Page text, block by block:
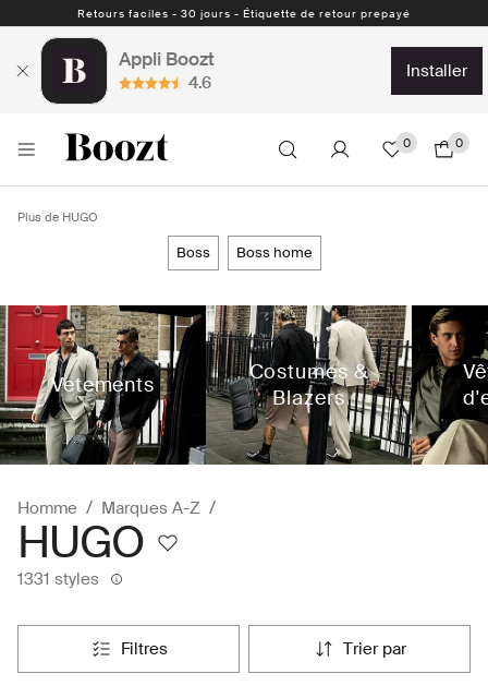
Retours faciles - 30 jours - Étiquette de retour prepayé
Appli Boozt
4.6
installer
0 0
Plus de HUGO
boss boss home
Vetements
Costumes &
Blazers
Homme Marques A-Z
HUGO
1331 styles
filtres trier par